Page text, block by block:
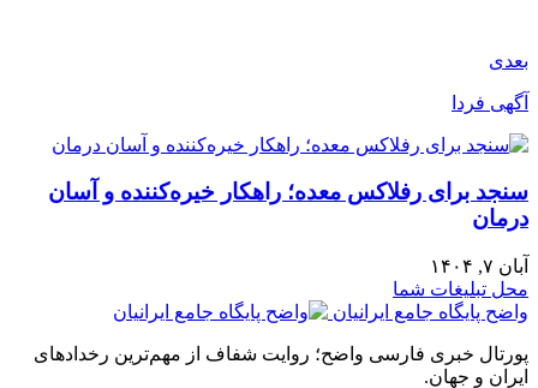
بعدی
آگهی فردا
سنجد برای رفلاکس معده؛ راهکار خیره‌کننده و آسان
درمان
آبان ۷, ۱۴۰۴
محل تبلیغات شما
واضح پایگاه جامع ایرانیان
پورتال خبری فارسی واضح؛ روایت شفاف از مهم‌ترین رخدادهای
ایران و جهان.